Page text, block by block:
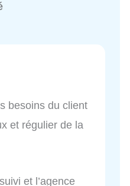
besoins du client
et régulier de la
et l’agence